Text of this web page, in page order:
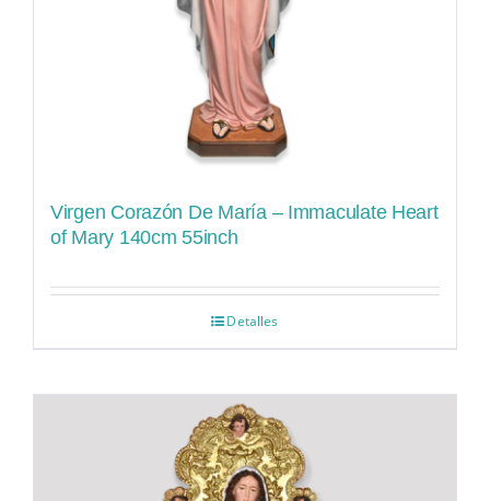
Virgen Corazón De María – Immaculate Heart
of Mary 140cm 55inch
Detalles